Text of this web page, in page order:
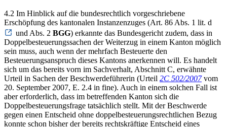
4.2 Im Hinblick auf die bundesrechtlich vorgeschriebene
Erschöpfung des kantonalen Instanzenzuges (Art. 86 Abs. 1 lit. d
und Abs. 2 BGG) erkannte das Bundesgericht zudem, dass in
Doppelbesteuerungssachen der Weiterzug in einem Kanton möglich
sein muss, auch wenn der mehrfach Besteuerte den
Besteuerungsanspruch dieses Kantons anerkennen will. Es handelt
sich um das bereits vorn im Sachverhalt, Abschnitt C, erwähnte
Urteil in Sachen der Beschwerdeführerin (Urteil 2C 502/2007vom
20. September 2007, E. 2.4 in fine). Auch in einem solchen Fall ist
aber erforderlich, dass im betreffenden Kanton sich die
Doppelbesteuerungsfrage tatsächlich stellt. Mit der Beschwerde
gegen einen Entscheid ohne doppelbesteuerungsrechtlichen Bezug
konnte schon bisher der bereits rechtskräftige Entscheid eines